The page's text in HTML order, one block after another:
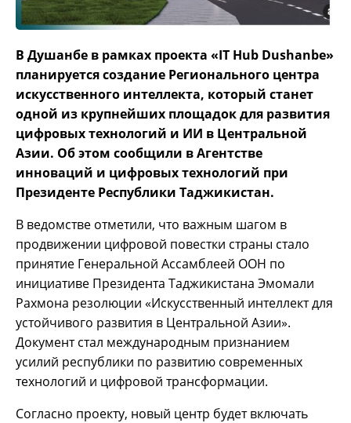
В Душанбе в рамках проекта «IT Hub Dushanbe»
планируется создание Регионального центра
искусственного интеллекта, который станет
одной из крупнейших площадок для развития
цифровых технологий и ИИ в Центральной
Азии. Об этом сообщили в Агентстве
инноваций и цифровых технологий при
Президенте Республики Таджикистан.
В ведомстве отметили, что важным шагом в
продвижении цифровой повестки страны стало
принятие Генеральной Ассамблеей ООН по
инициативе Президента Таджикистана Эмомали
Рахмона резолюции «Искусственный интеллект для
устойчивого развития в Центральной Азии».
Документ стал международным признанием
усилий республики по развитию современных
технологий и цифровой трансформации.
Согласно проекту, новый центр будет включать